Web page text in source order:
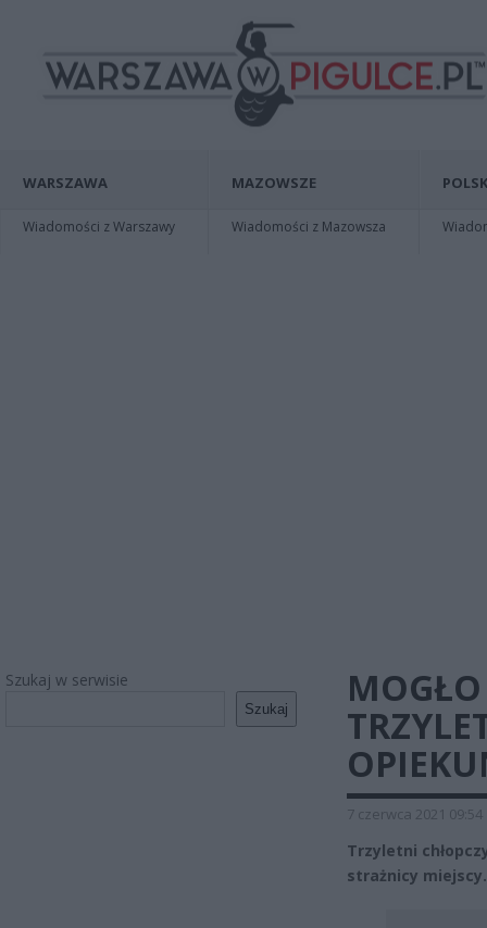
WARSZAWA
Wiadomości z Warszawy
MAZOWSZE
Wiadomości z Mazowsza
Szukaj w serwisie
Szukaj
7 czerwca 2021 09:54
Trzyletni
strażnicy